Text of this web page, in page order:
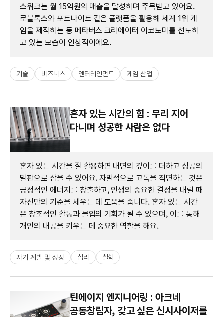
스워크는 월 15억원의 매출을 달성하며 주목받고 있어요.
로블록스와 포트나이트 같은 플랫폼을 활용해 세계 1위 게
임을 제작하는 등 메타버스 크리에이터 이코노미를 선도하
고 있는 모습이 인상적이에요.
기술 비즈니스 엔터테인먼트 게임 산업
혼자 있는 시간의 힘 : 무리 지어
다니며 성공한 사람은 없다
혼자 있는 시간을 잘 활용하면 내면의 깊이를 더하고 성공의
발판으로 삼을 수 있어요. 자발적으로 고독을 직면하는 것은
긍정적인 에너지를 창출하고, 인생의 중요한 결정을 내릴 때
자신만의 기준을 세우는 데 도움을 줍니다. 혼자 있는 시간
은 창조적인 활동과 몰입의 기회가 될 수 있으며, 이를 통해
개인의 내공을 키우는 데 중요한 역할을 해요.
자기 계발 및 성장 심리 철학
틴에이지 엔지니어링 : 아크네
공동창립자, 갖고 싶은 신시사이저를